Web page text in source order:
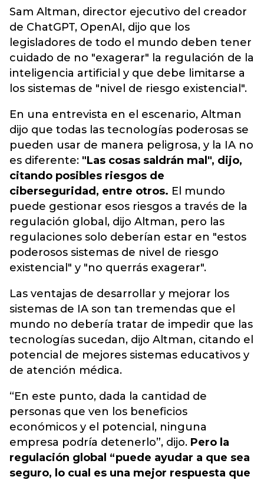
Sam Altman, director ejecutivo del creador
de ChatGPT, OpenAI, dijo que los
legisladores de todo el mundo deben tener
cuidado de no "exagerar" la regulación de la
inteligencia artificial y que debe limitarse a
los sistemas de "nivel de riesgo existencial".
En una entrevista en el escenario, Altman
dijo que todas las tecnologías poderosas se
pueden usar de manera peligrosa, y la IA no
es diferente: "Las cosas saldrán mal", dijo,
citando posibles riesgos de
ciberseguridad, entre otros. El mundo
puede gestionar esos riesgos a través de la
regulación global, dijo Altman, pero las
regulaciones solo deberían estar en "estos
poderosos sistemas de nivel de riesgo
existencial" y "no querrás exagerar".
Las ventajas de desarrollar y mejorar los
sistemas de IA son tan tremendas que el
mundo no debería tratar de impedir que las
tecnologías sucedan, dijo Altman, citando el
potencial de mejores sistemas educativos y
de atención médica.
“En este punto, dada la cantidad de
personas que ven los beneficios
económicos y el potencial, ninguna
empresa podría detenerlo”, dijo. Pero la
regulación global “puede ayudar a que sea
seguro, lo cual es una mejor respuesta que